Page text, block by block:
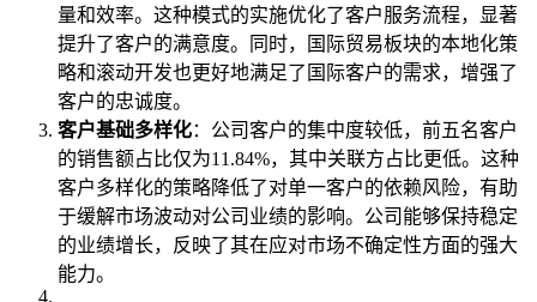
量和效率。这种模式的实施优化了客户服务流程，显著
提升了客户的满意度。同时，国际贸易板块的本地化策
略和滚动开发也更好地满足了国际客户的需求，增强了
客户的忠诚度。
客户基础多样化：公司客户的集中度较低，前五名客户
的销售额占比仅为11.84%，其中关联方占比更低。这种
客户多样化的策略降低了对单一客户的依赖风险，有助
于缓解市场波动对公司业绩的影响。公司能够保持稳定
的业绩增长，反映了其在应对市场不确定性方面的强大
能力。